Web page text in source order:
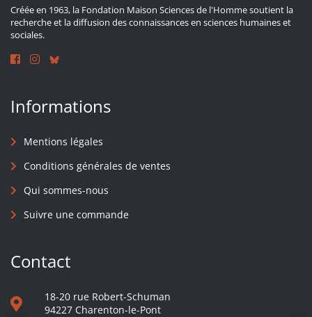
Créée en 1963, la Fondation Maison Sciences de l'Homme soutient la
recherche et la diffusion des connaissances en sciences humaines et
sociales.
Informations
Mentions légales
Conditions générales de ventes
Qui sommes-nous
Suivre une commande
Contact
18-20 rue Robert-Schuman
94227 Charenton-le-Pont